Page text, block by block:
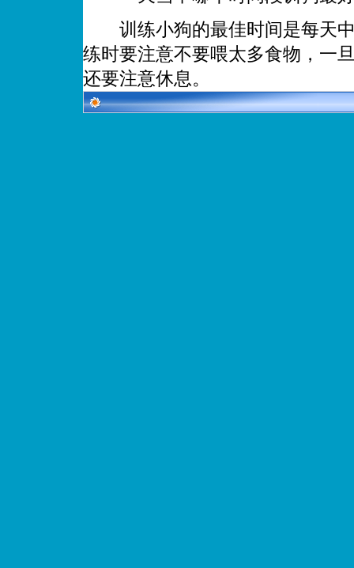
训练小狗的最佳时间是每天中
练时要注意不要喂太多食物，一
还要注意休息。